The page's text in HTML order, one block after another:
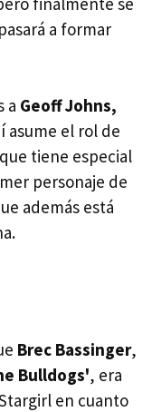
a formar
a Geoff Johns,
asume el rol de
tiene especial
personaje de
además está
Brec Bassinger,
Bulldogs', era
en cuanto